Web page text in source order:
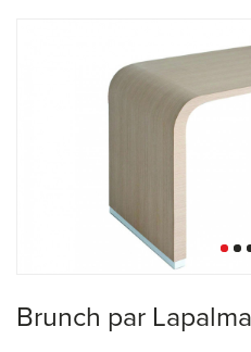
Brunch par Lapalma